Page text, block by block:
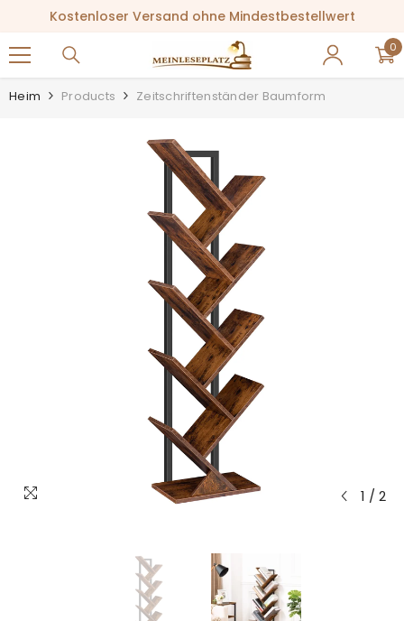
Kostenloser Versand ohne Mindestbestellwert
0
0
Heim Products Zeitschriftenständer Baumform
1 / 2